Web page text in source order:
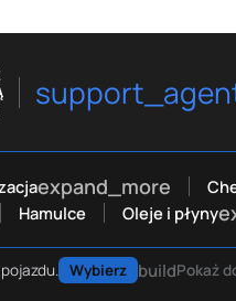
expand_more
Hamulce Oleje i płyny
Wybierz buildPokaż